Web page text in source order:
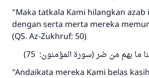
"Maka tatkala Kami hilangkan
dengan serta merta mereka
(QS. Az-Zukhruf: 50)
ما بهم من ضر (سورة المؤمنون: 75)
"Andaikata mereka Kami belas